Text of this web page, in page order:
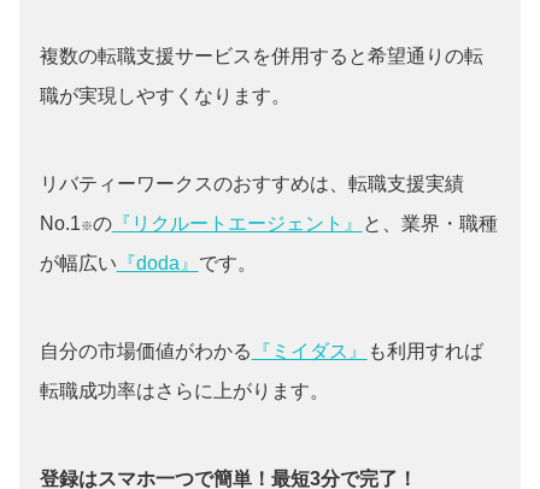
複数の転職支援サービスを併用すると希望通りの転
職が実現しやすくなります。
リバティーワークスのおすすめは、転職支援実績
No.1※の『リクルートエージェント』
と、業界・職種
が幅広い 『doda』 です。
自分の市場価値がわかる 『ミイダス』
も利用すれば
転職成功率はさらに上がります。
登録はスマホ一つで簡単！最短3分で完了！